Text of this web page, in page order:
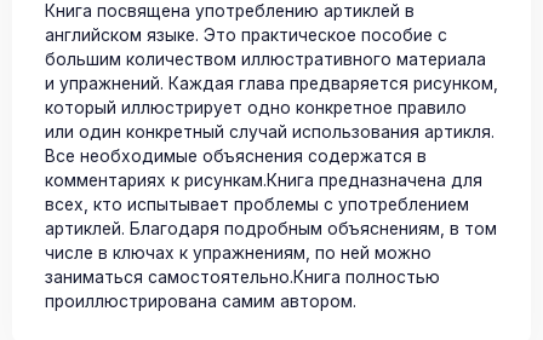
Книга посвящена употреблению артиклей в
английском языке. Это практическое пособие с
большим количеством иллюстративного материала
и упражнений. Каждая глава предваряется рисунком,
который иллюстрирует одно конкретное правило
или один конкретный случай использования артикля.
Все необходимые объяснения содержатся в
комментариях к рисункам.Книга предназначена для
всех, кто испытывает проблемы с употреблением
артиклей. Благодаря подробным объяснениям, в том
числе в ключах к упражнениям, по ней можно
заниматься самостоятельно.Книга полностью
проиллюстрирована самим автором.